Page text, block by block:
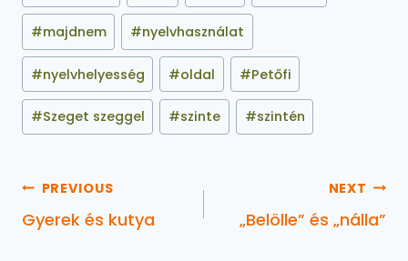
#majdnem #nyelvhasználat
#nyelvhelyesség #oldal #Petőfi
#Szeget szeggel #szinte #szintén
PREVIOUS
Gyerek és kutya
NEXT
„Belölle” és „nálla”